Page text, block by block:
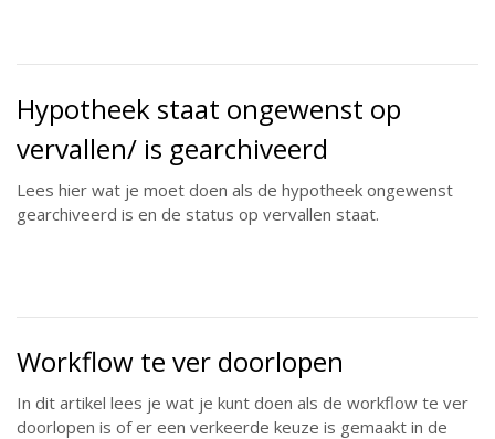
Hypotheek staat ongewenst op
vervallen/ is gearchiveerd
Lees hier wat je moet doen als de hypotheek ongewenst
gearchiveerd is en de status op vervallen staat.
Workflow te ver doorlopen
In dit artikel lees je wat je kunt doen als de workflow te ver
doorlopen is of er een verkeerde keuze is gemaakt in de